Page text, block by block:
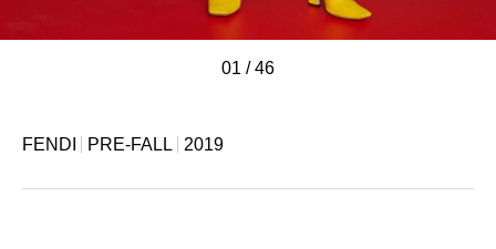
01 / 46
/////////
////////////////////////////////////
FENDI PRE-FALL 2019